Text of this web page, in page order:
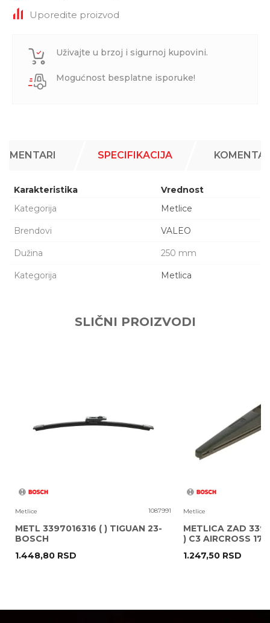
Uporedite proizvod
Uživajte u brzoj i sigurnoj kupovini.
Mogućnost besplatne isporuke!
SPECIFIKACIJA
Karakteristika
Vrednost
Kategorija
Metlice
Brendovi VALEO
Dužina 250 mm
Kategorija Metlica
POŠALJI
SLIČNI PROIZVODI
Metlice 1087991
METL 3397016316 ( ) TIGUAN 23-
BOSCH
1.448,80 RSD
Metlice
METLICA ZAD
) C3 AIRCROSS 17-
1.247,50 RSD